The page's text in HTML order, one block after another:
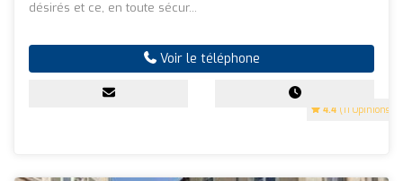
4.4 (11 Opinions)
désirés et ce, en toute sécur...
Voir le téléphone